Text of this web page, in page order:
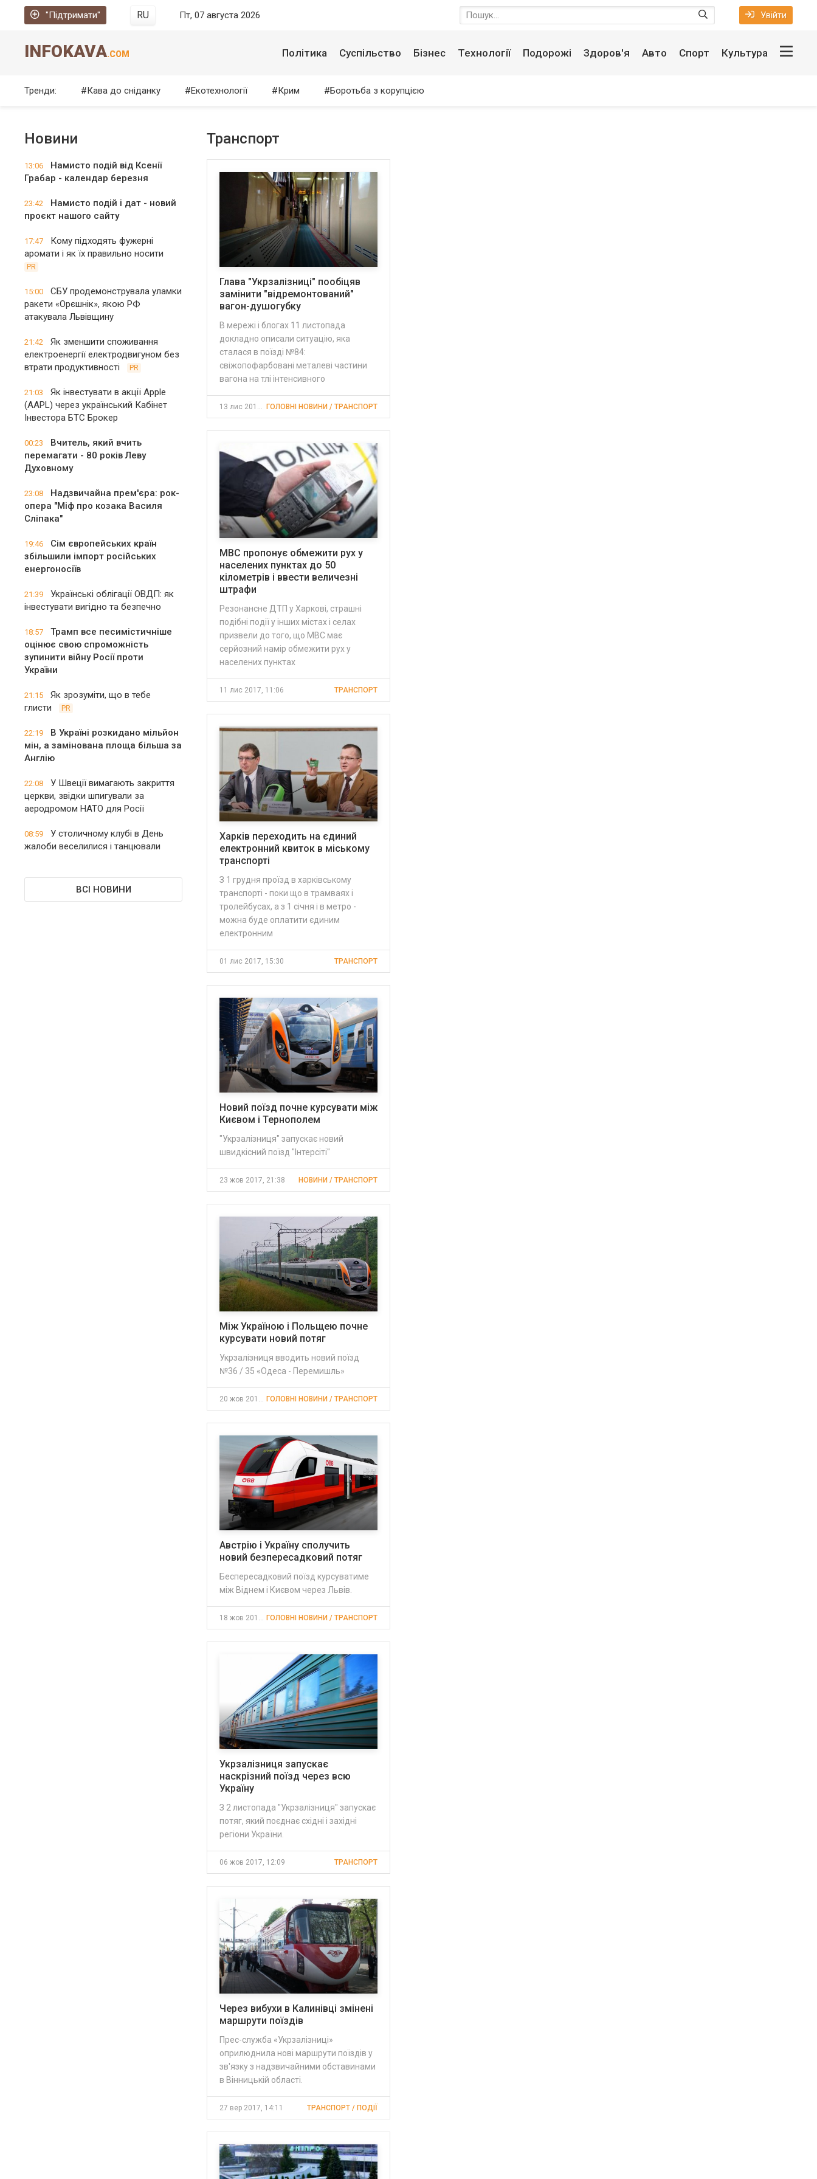
"Підтримати" RU Пт, 07 августа 2026 Увійти
INFOKAVA.COM Політика Суспільство Бізнес Технології Подорожі Здоров'я Авто Спорт Культура
Тренди: Кава до сніданку Екотехнології Крим Боротьба з корупцією
Новини
13:06
Намисто подій від Ксенії
Грабар - календар березня
23:42
Намисто подій і дат - новий
проєкт нашого сайту
17:47
Кому підходять фужерні
аромати і як їх правильно носити
PR
15:00
СБУ продемонструвала уламки
ракети «Орєшнік», якою РФ
атакувала Львівщину
21:42
Як зменшити споживання
електроенергії електродвигуном без
втрати продуктивності
PR
21:03
Як інвестувати в акції Apple
(AAPL) через український Кабінет
Інвестора БТС Брокер
00:23
Вчитель, який вчить
перемагати - 80 років Леву
Духовному
23:08
Надзвичайна прем'єра: рок-
опера "Міф про козака Василя
Сліпака"
19:46
Сім європейських країн
збільшили імпорт російських
енергоносіїв
21:39
Українські облігації ОВДП: як
інвестувати вигідно та безпечно
18:57
Трамп все песимістичніше
оцінює свою спроможність
зупинити війну Росії проти
України
21:15
Як зрозуміти, що в тебе
глисти
PR
22:19
В Україні розкидано мільйон
мін, а замінована площа більша за
Англію
22:08
У Швеції вимагають закриття
церкви, звідки шпигували за
аеродромом НАТО для Росії
08:59
У столичному клубі в День
жалоби веселилися і танцювали
ВСІ НОВИНИ
Транспорт
Глава "Укрзалізниці" пообіцяв
замінити "відремонтований"
вагон-душогубку
В мережі і блогах 11 листопада
докладно описали ситуацію, яка
сталася в поїзді №84:
свіжопофарбовані металеві частини
вагона на тлі інтенсивного
13 лис 2017, 16:03 ГОЛОВНІ НОВИНИ / ТРАНСПОРТ
МВС пропонує обмежити рух у
населених пунктах до 50
кілометрів і ввести величезні
штрафи
Резонансне ДТП у Харкові, страшні
подібні події у інших містах і селах
призвели до того, що МВС має
серйозний намір обмежити рух у
населених пунктах
11 лис 2017, 11:06 ТРАНСПОРТ
Харків переходить на єдиний
електронний квиток в міському
транспорті
З 1 грудня проїзд в харківському
транспорті - поки що в трамваях і
тролейбусах, а з 1 січня і в метро -
можна буде оплатити єдиним
електронним
01 лис 2017, 15:30 ТРАНСПОРТ
Новий поїзд почне курсувати між
Києвом і Тернополем
"Укрзалізниця" запускає новий
швидкісний поїзд "Інтерсіті"
23 жов 2017, 21:38 НОВИНИ / ТРАНСПОРТ
Між Україною і Польщею почне
курсувати новий потяг
Укрзалізниця вводить новий поїзд
№36 / 35 «Одеса - Перемишль»
20 жов 2017, 09:07 ГОЛОВНІ НОВИНИ / ТРАНСПОРТ
Австрію і Україну сполучить
новий безпересадковий потяг
Беспересадковий поїзд курсуватиме
між Віднем і Києвом через Львів.
18 жов 2017, 14:40 ГОЛОВНІ НОВИНИ / ТРАНСПОРТ
Укрзалізниця запускає
наскрізний поїзд через всю
Україну
З 2 листопада "Укрзалізниця" запускає
потяг, який поєднає східні і західні
регіони України.
06 жов 2017, 12:09 ТРАНСПОРТ
Через вибухи в Калинівці змінені
маршрути поїздів
Прес-служба «Укрзалізниці»
оприлюднила нові маршрути поїздів у
зв'язку з надзвичайними обставинами
в Вінницькій області.
27 вер 2017, 14:11 ТРАНСПОРТ / ПОДІЇ